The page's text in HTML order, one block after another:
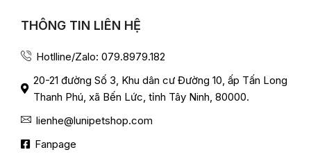
THÔNG TIN LIÊN HỆ
Hotlline/Zalo: 079.8979.182
20-21 đường Số 3, Khu dân cư Đường 10, ấp Tấn Long
Thanh Phú, xã Bến Lức, tỉnh Tây Ninh, 80000.
lienhe@lunipetshop.com
Fanpage